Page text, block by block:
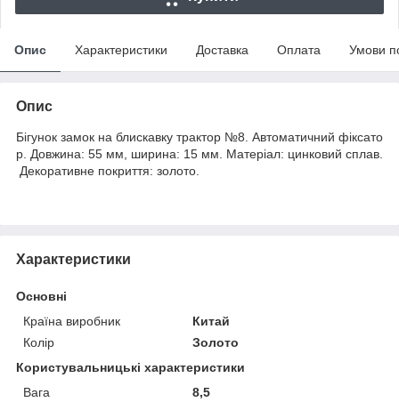
Опис Характеристики Доставка Оплата Умови
Опис
Бігунок замок на блискавку трактор №8. Автоматичний фіксато
р. Довжина: 55 мм, ширина: 15 мм. Матеріал: цинковий сплав.
Декоративне покриття: золото.
Характеристики
Основні
Країна виробник
Китай
Колір
Золото
Користувальницькі характеристики
Вага
8,5